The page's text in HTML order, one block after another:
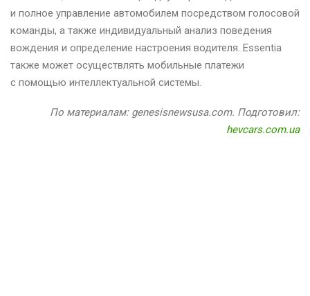
и полное управление автомобилем посредством голосовой
команды, а также индивидуальный анализ поведения
вождения и определение настроения водителя. Essentia
также может осуществлять мобильные платежи
с помощью интеллектуальной системы.
По материалам: genesisnewsusa.com. Подготовил:
hevcars.com.ua